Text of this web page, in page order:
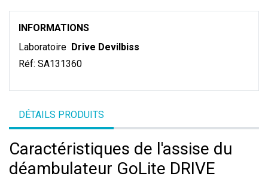
INFORMATIONS
Laboratoire Drive Devilbiss
Réf: SA131360
DÉTAILS PRODUITS
Caractéristiques de l'assise du
déambulateur GoLite DRIVE